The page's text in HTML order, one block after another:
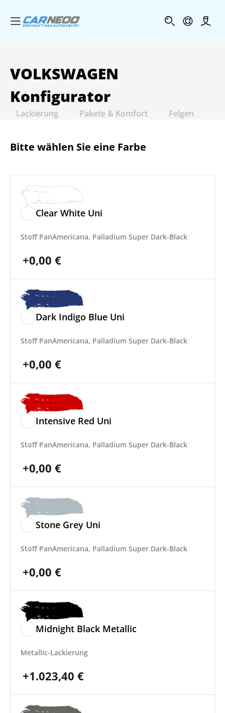
Menü öffnen
VOLKSWAGEN
Konfigurator
Lackierung Pakete & Komfort Felgen
Bitte wählen Sie eine Farbe
Clear White Uni
Stoff PanAmericana, Palladium Super Dark-Black
+0,00 €
Dark Indigo Blue Uni
Stoff PanAmericana, Palladium Super Dark-Black
+0,00 €
Intensive Red Uni
Stoff PanAmericana, Palladium Super Dark-Black
+0,00 €
Stone Grey Uni
Stoff PanAmericana, Palladium Super Dark-Black
+0,00 €
Midnight Black Metallic
Metallic-Lackierung
+1.023,40 €